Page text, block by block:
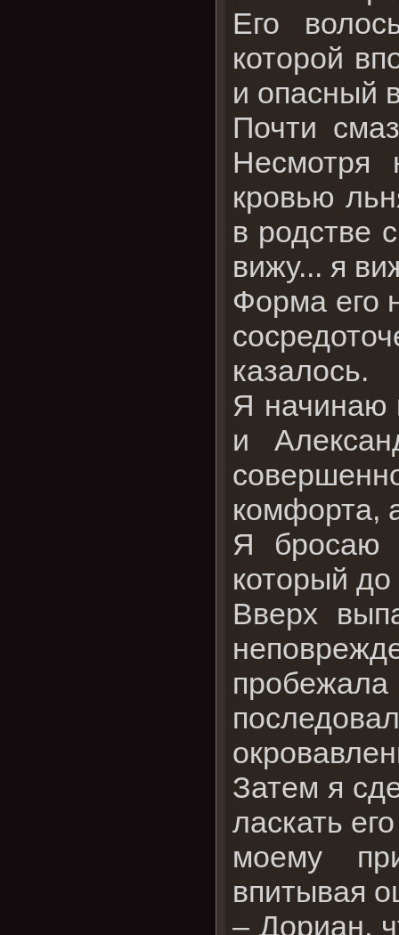
Его
которой
и опасный
Почти
Несмотря
кровью
в родстве
вижу... я
Форма его
казалось.
Я начинаю
и
комфорта,
Я бросаю
который
Вверх
Затем я
ласкать
моему
впитывая
– Дориан,